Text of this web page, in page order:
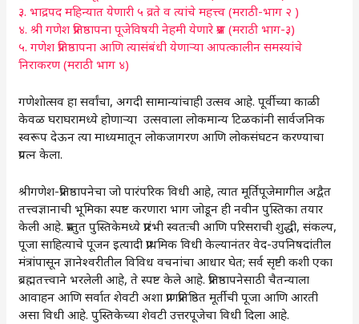
३. भाद्रपद महिन्यात येणारी ५ व्रते व त्यांचे महत्त्व (मराठी-भाग २ )
४. श्री गणेश प्रतिष्ठापना पूजेविषयी नेहमी येणारे प्रश्न (मराठी भाग-३)
५. गणेश प्रतिष्ठापना आणि त्यासंबंधी येणाऱ्या आपत्कालीन समस्यांचे
निराकरण (मराठी भाग ४)
गणेशोत्सव हा सर्वांचा, अगदी सामान्यांचाही उत्सव आहे. पूर्वीच्या काळी
केवळ घराघरामध्ये होणाऱ्या उत्सवाला लोकमान्य टिळकांनी सार्वजनिक
स्वरूप देऊन त्या माध्यमातून लोकजागरण आणि लोकसंघटन करण्याचा
प्रयत्न केला.
श्रीगणेश-प्रतिष्ठापनेचा जो पारंपरिक विधी आहे, त्यात मूर्तिपूजेमागील अद्वैत
तत्त्वज्ञानाची भूमिका स्पष्ट करणारा भाग जोडून ही नवीन पुस्तिका तयार
केली आहे. प्रस्तुत पुस्तिकेमध्ये प्रारंभी स्वतःची आणि परिसराची शुद्धी, संकल्प,
पूजा साहित्याचे पूजन इत्यादी प्राथमिक विधी केल्यानंतर वेद-उपनिषदांतील
मंत्रांपासून ज्ञानेश्वरीतील विविध वचनांचा आधार घेत; सर्व सृष्टी कशी एका
ब्रह्मतत्त्वाने भरलेली आहे, ते स्पष्ट केले आहे. प्रतिष्ठापनेसाठी चैतन्याला
आवाहन आणि सर्वात शेवटी अशा प्राणप्रतिष्ठित मूर्तीची पूजा आणि आरती
असा विधी आहे. पुस्तिकेच्या शेवटी उत्तरपूजेचा विधी दिला आहे.